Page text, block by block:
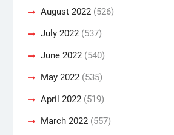
August 2022(526)
July 2022(537)
June 2022(540)
May 2022(535)
April 2022(519)
March 2022(557)